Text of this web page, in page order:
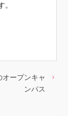
。
オープンキャ
ンパス